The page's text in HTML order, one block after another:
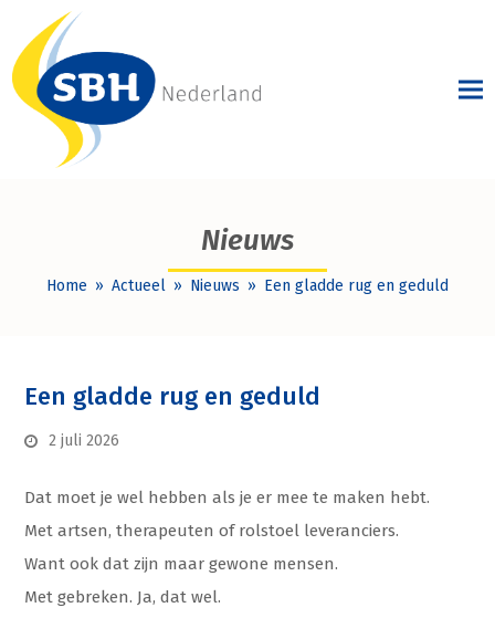
Nieuws
Home » Actueel » Nieuws » Een gladde rug en geduld
Een gladde rug en geduld
2 juli 2026
Dat moet je wel hebben als je er mee te maken hebt.
Met artsen, therapeuten of rolstoel leveranciers.
Want ook dat zijn maar gewone mensen.
Met gebreken. Ja, dat wel.